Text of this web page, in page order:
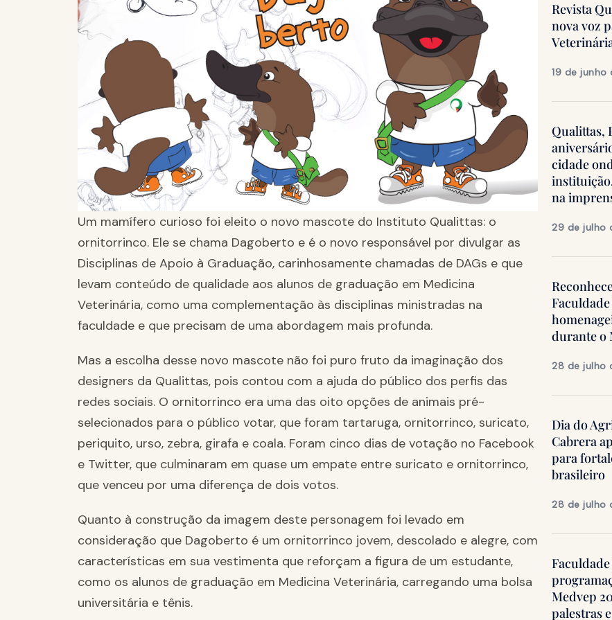
Um mamífero curioso foi eleito o novo mascote do Instituto Qualittas: o
ornitorrinco. Ele se chama Dagoberto e é o novo responsável por divulgar as
Disciplinas de Apoio à Graduação, carinhosamente chamadas de DAGs e que
levam conteúdo de qualidade aos alunos de graduação em Medicina
Veterinária, como uma complementação às disciplinas ministradas na
faculdade e que precisam de uma abordagem mais profunda.
Mas a escolha desse novo mascote não foi puro fruto da imaginação dos
designers da Qualittas, pois contou com a ajuda do público dos perfis das
redes sociais. O ornitorrinco era uma das oito opções de animais pré-
selecionados para o público votar, que foram tartaruga, ornitorrinco, suricato,
periquito, urso, zebra, girafa e coala. Foram cinco dias de votação no Facebook
e Twitter, que culminaram em quase um empate entre suricato e ornitorrinco,
que venceu por uma diferença de dois votos.
Quanto à construção da imagem deste personagem foi levado em
consideração que Dagoberto é um ornitorrinco jovem, descolado e alegre, com
características em sua vestimenta que reforçam a figura de um estudante,
como os alunos de graduação em Medicina Veterinária, carregando uma bolsa
universitária e tênis.
Revista
nova voz
19 de junho
Qualittas,
cidade
na
29 de julho
durante o
28 de julho
Dia do
Cabrera
para
brasileiro
28 de julho
Medvep
palestras